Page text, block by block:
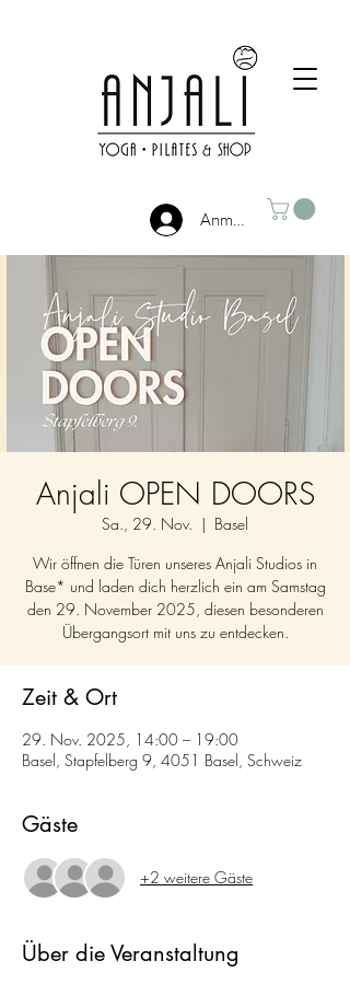
Anmelden
Anjali OPEN DOORS
Sa., 29. Nov.
  |
Basel
Wir öffnen die Türen unseres Anjali Studios in
Base* und laden dich herzlich ein am Samstag
den 29. November 2025, diesen besonderen
Übergangsort mit uns zu entdecken.
Zeit & Ort
29. Nov. 2025, 14:00 – 19:00
Basel, Stapfelberg 9, 4051 Basel, Schweiz
Gäste
+2 weitere Gäste
Über die Veranstaltung